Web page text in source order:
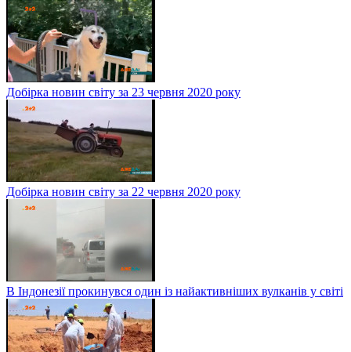
Добірка новин світу за 23 червня 2020 року
Добірка новин світу за 22 червня 2020 року
В Індонезії прокинувся один із найактивніших вулканів у світі